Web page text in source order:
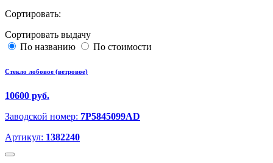
Сортировать:
Сортировать выдачу
По названию
По стоимости
Стекло лобовое (ветровое)
10600 руб.
Заводской номер: 7P5845099AD
Артикул: 1382240